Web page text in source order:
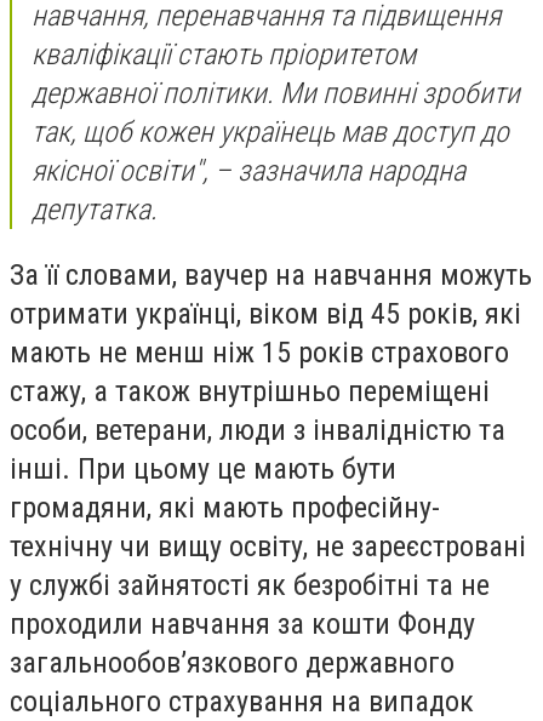
навчання, перенавчання та підвищення
кваліфікації стають пріоритетом
державної політики. Ми повинні зробити
так, щоб кожен українець мав доступ до
якісної освіти", – зазначила народна
депутатка.
За її словами, ваучер на навчання можуть
отримати українці, віком від 45 років, які
мають не менш ніж 15 років страхового
стажу, а також внутрішньо переміщені
особи, ветерани, люди з інвалідністю та
інші. При цьому це мають бути
громадяни, які мають професійну-
технічну чи вищу освіту, не зареєстровані
у службі зайнятості як безробітні та не
проходили навчання за кошти Фонду
загальнообов’язкового державного
соціального страхування на випадок